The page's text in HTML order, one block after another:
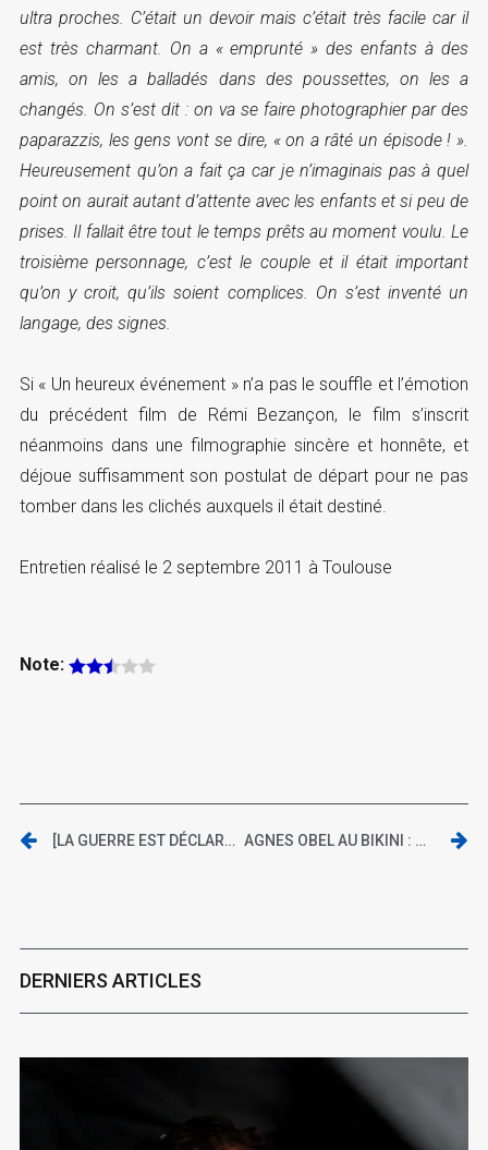
ultra proches. C’était un devoir mais c’était très facile car il
est très charmant. On a « emprunté » des enfants à des
amis, on les a balladés dans des poussettes, on les a
changés. On s’est dit : on va se faire photographier par des
paparazzis, les gens vont se dire, « on a râté un épisode ! ».
Heureusement qu’on a fait ça car je n’imaginais pas à quel
point on aurait autant d’attente avec les enfants et si peu de
prises. Il fallait être tout le temps prêts au moment voulu. Le
troisième personnage, c’est le couple et il était important
qu’on y croit, qu’ils soient complices. On s’est inventé un
langage, des signes.
Si « Un heureux événement » n’a pas le souffle et l’émotion
du précédent film de Rémi Bezançon, le film s’inscrit
néanmoins dans une filmographie sincère et honnête, et
déjoue suffisamment son postulat de départ pour ne pas
tomber dans les clichés auxquels il était destiné.
Entretien réalisé le 2 septembre 2011 à Toulouse
Note:
[LA GUERRE EST DÉCLARÉE] ENSEMBLE, C’EST TOUT AGNES OBEL AU BIKINI : ON Y ÉTAIT !
DERNIERS ARTICLES